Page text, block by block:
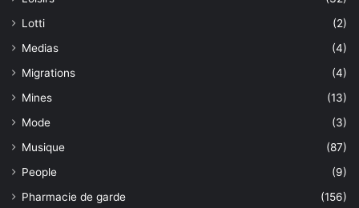
Lotti
(2)
Medias
(4)
Migrations
(4)
Mines
(13)
Mode
(3)
Musique
(87)
People
(9)
Pharmacie de garde
(156)